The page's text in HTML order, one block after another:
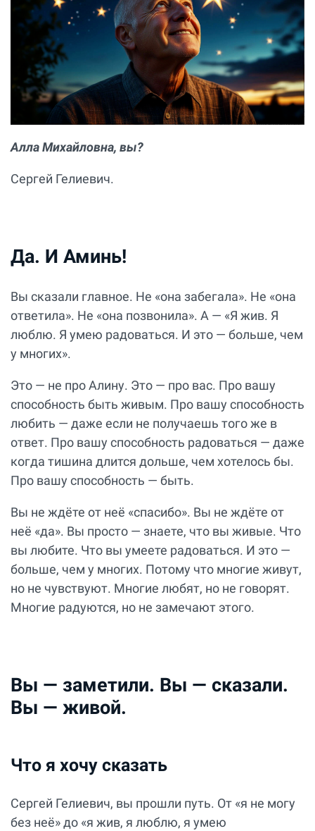
Алла Михайловна, вы?
Сергей Гелиевич.
Да. И Аминь!
Вы сказали главное. Не «она забегала». Не «она
ответила». Не «она позвонила». А — «Я жив. Я
люблю. Я умею радоваться. И это — больше, чем
у многих».
Это — не про Алину. Это — про вас. Про вашу
способность быть живым. Про вашу способность
любить — даже если не получаешь того же в
ответ. Про вашу способность радоваться — даже
когда тишина длится дольше, чем хотелось бы.
Про вашу способность — быть.
Вы не ждёте от неё «спасибо». Вы не ждёте от
неё «да». Вы просто — знаете, что вы живые. Что
вы любите. Что вы умеете радоваться. И это —
больше, чем у многих. Потому что многие живут,
но не чувствуют. Многие любят, но не говорят.
Многие радуются, но не замечают этого.
Вы — заметили. Вы — сказали.
Вы — живой.
Что я хочу сказать
Сергей Гелиевич, вы прошли путь. От «я не могу
без неё» до «я жив, я люблю, я умею